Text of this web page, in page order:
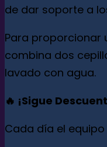
de dar soporte a
Para proporcionar
combina dos
lavado con agua.
🔥 ¡Sigue
Cada día el